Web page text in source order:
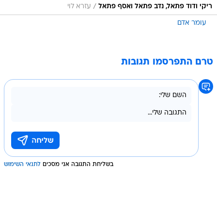
ריקי ודוד פתאל, נדב פתאל ואסף פתאל / עזרא לוי
עומר אדם
טרם התפרסמו תגובות
בשליחת התגובה אני מסכים לתנאי השימוש